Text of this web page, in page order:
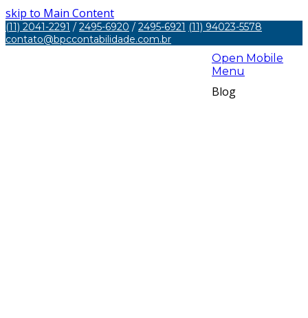
skip to Main Content
(11) 2041-2291 / 2495-6920 / 2495-6921 (11) 94023-5578
contato@bpccontabilidade.com.br
Open Mobile
Menu
Blog